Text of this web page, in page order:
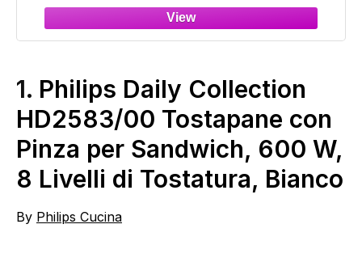
Cassetto Raccoglibriciole, 950W, Rosso
1. Philips Daily Collection
HD2583/00 Tostapane con
Pinza per Sandwich, 600 W,
8 Livelli di Tostatura, Bianco
By Philips Cucina